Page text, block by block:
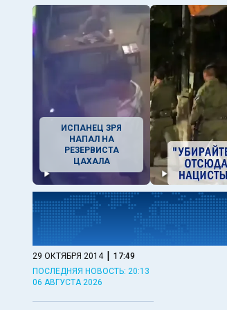
ИСПАНЕЦ ЗРЯ
НАПАЛ НА
РЕЗЕРВИСТА
ЦАХАЛА
29 ОКТЯБРЯ 2014 | 17:49
ПОСЛЕДНЯЯ НОВОСТЬ: 20:13
06 АВГУСТА 2026